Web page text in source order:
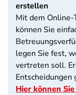
erstellen
Mit dem Online-
können Sie
legen Sie fest,
vertreten soll.
Hier können